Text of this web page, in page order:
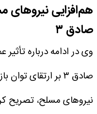
هم‌افزایی نیروهای
صادق ۳
وی در ادامه درباره
صادق ۳ بر ارتقای
نیروهای مسلح، تصریح